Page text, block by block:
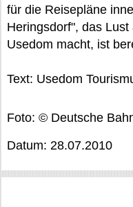
für die Reisepläne
Heringsdorf", das
Usedom macht, ist
Text: Usedom
Foto: © Deutsche
Datum: 28.07.2010